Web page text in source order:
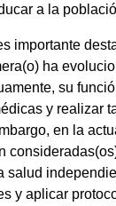
a la
importante
ha
su
y realizar
en la
salud
y aplicar